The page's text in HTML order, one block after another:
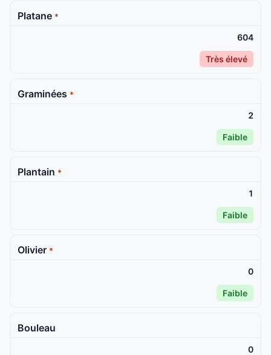
Platane *
604
Très élevé
Graminées *
2
Faible
Plantain *
1
Faible
Olivier *
0
Faible
Bouleau
0